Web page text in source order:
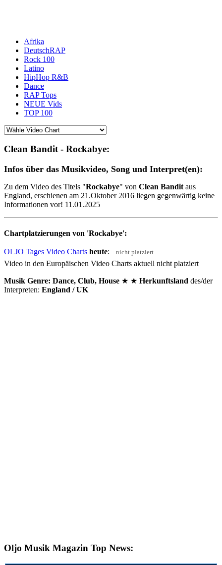
Afrika
DeutschRAP
Rock 100
Latino
HipHop R&B
Dance
RAP Tops
NEUE Vids
TOP 100
Clean Bandit - Rockabye:
Infos über das Musikvideo, Song und Interpret(en):
Zu dem Video des Titels "Rockabye" von Clean Bandit aus
England, erschienen am 21.Oktober 2016 liegen gegenwärtig keine
Informationen vor! 11.01.2025
Chartplatzierungen von 'Rockabye':
OLJO Tages Video Charts heute: nicht platziert
Video in den Europäischen Video Charts aktuell nicht platziert
Musik Genre: Dance, Club, House ★ ★ Herkunftsland des/der
Interpreten: England / UK
Oljo Musik Magazin Top News: